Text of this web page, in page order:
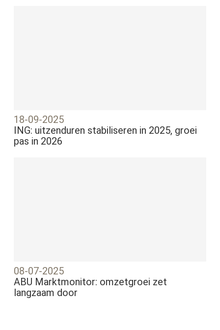
18-09-2025
ING: uitzenduren stabiliseren in 2025, groei
pas in 2026
08-07-2025
ABU Marktmonitor: omzetgroei zet
langzaam door